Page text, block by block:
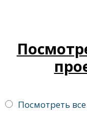
Посмотреть